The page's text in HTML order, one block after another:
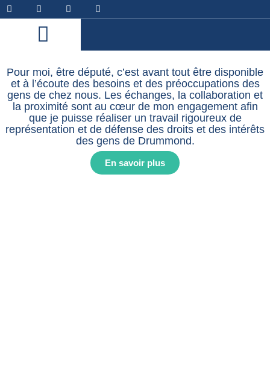
Pour moi, être député, c’est avant tout être disponible
et à l’écoute des besoins et des préoccupations des
gens de chez nous. Les échanges, la collaboration et
la proximité sont au cœur de mon engagement afin
que je puisse réaliser un travail rigoureux de
représentation et de défense des droits et des intérêts
des gens de Drummond.
En savoir plus